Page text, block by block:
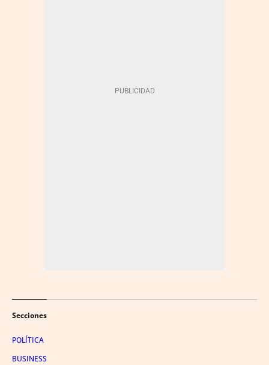
Secciones
POLÍTICA
BUSINESS